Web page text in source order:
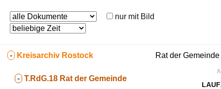
nur mit Bild
- Kreisarchiv Rostock
- T.RdG.18 Rat der Gemeinde
Rat der
∧